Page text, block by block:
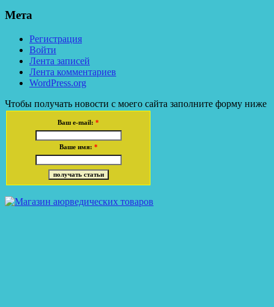
Мета
Регистрация
Войти
Лента записей
Лента комментариев
WordPress.org
Чтобы получать новости с моего сайта заполните форму ниже
Ваш e-mail: *
Ваше имя: *